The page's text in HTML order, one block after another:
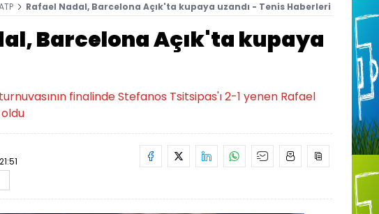
Rafael Nadal, Barcelona Açık'ta kupaya uzandı - Tenis Haberleri
Barcelona Açık'ta kupaya
finalinde Stefanos Tsitsipas'ı 2-1 yenen Rafael